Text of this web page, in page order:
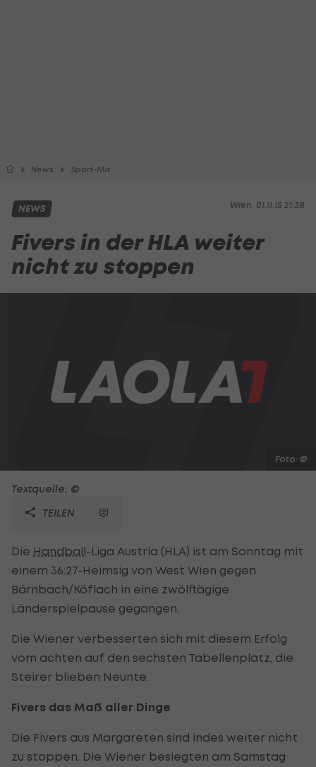
News Sport-Mix
Wien, 01.11.15 21:38
NEWS
Fivers in der HLA weiter
nicht zu stoppen
Foto: ©
Textquelle: ©
TEILEN
Die Handball-Liga Austria (HLA) ist am Sonntag mit
einem 36:27-Heimsig von West Wien gegen
Bärnbach/Köflach in eine zwölftägige
Länderspielpause gegangen.
Die Wiener verbesserten sich mit diesem Erfolg
vom achten auf den sechsten Tabellenplatz, die
Steirer blieben Neunte.
Fivers das Maß aller Dinge
Die Fivers aus Margareten sind indes weiter nicht
zu stoppen. Die Wiener besiegten am Samstag